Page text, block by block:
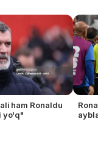
ham Ronaldu
yo'q"